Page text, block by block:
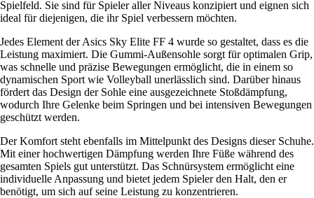
Spielfeld. Sie sind für Spieler aller Niveaus konzipiert und eignen sich
ideal für diejenigen, die ihr Spiel verbessern möchten.
Jedes Element der Asics Sky Elite FF 4 wurde so gestaltet, dass es die
Leistung maximiert. Die Gummi-Außensohle sorgt für optimalen Grip,
was schnelle und präzise Bewegungen ermöglicht, die in einem so
dynamischen Sport wie Volleyball unerlässlich sind. Darüber hinaus
fördert das Design der Sohle eine ausgezeichnete Stoßdämpfung,
wodurch Ihre Gelenke beim Springen und bei intensiven Bewegungen
geschützt werden.
Der Komfort steht ebenfalls im Mittelpunkt des Designs dieser Schuhe.
Mit einer hochwertigen Dämpfung werden Ihre Füße während des
gesamten Spiels gut unterstützt. Das Schnürsystem ermöglicht eine
individuelle Anpassung und bietet jedem Spieler den Halt, den er
benötigt, um sich auf seine Leistung zu konzentrieren.